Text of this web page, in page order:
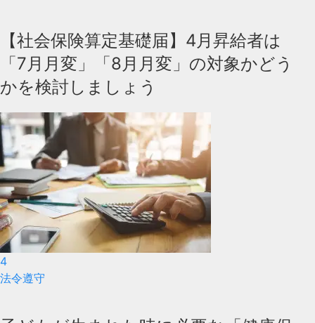
【社会保険算定基礎届】4月昇給者は
「7月月変」「8月月変」の対象かどう
かを検討しましょう
4
法令遵守